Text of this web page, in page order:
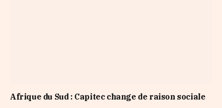
Afrique du Sud : Capitec change de raison sociale